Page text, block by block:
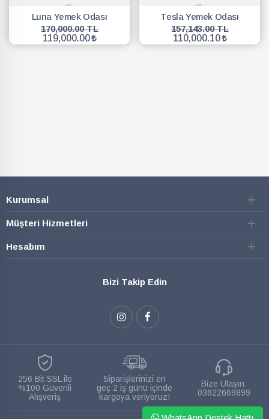
Luna Yemek Odası
170,000.00 TL
119,000.00
Tesla Yemek Odası
157,143.00 TL
110,000.10
Kurumsal
Müşteri Hizmetleri
Hesabım
Bizi Takip Edin
256 Bit SSL ile
%100 Güvenli
Alışveriş
Siparişlerinizi en
geç 2 iş günü içinde
kargoya veriyoruz!
Bize Ulaşın:
03622669899
WHATSAPP